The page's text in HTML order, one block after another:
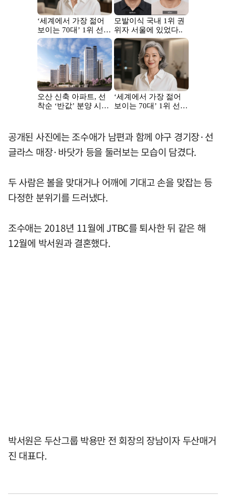
공개된 사진에는 조수애가 남편과 함께 야구 경기장·선
글라스 매장·바닷가 등을 둘러보는 모습이 담겼다.
두 사람은 볼을 맞대거나 어깨에 기대고 손을 맞잡는 등
다정한 분위기를 드러냈다.
조수애는 2018년 11월에 JTBC를 퇴사한 뒤 같은 해
12월에 박서원과 결혼했다.
박서원은 두산그룹 박용만 전 회장의 장남이자 두산매거
진 대표다.